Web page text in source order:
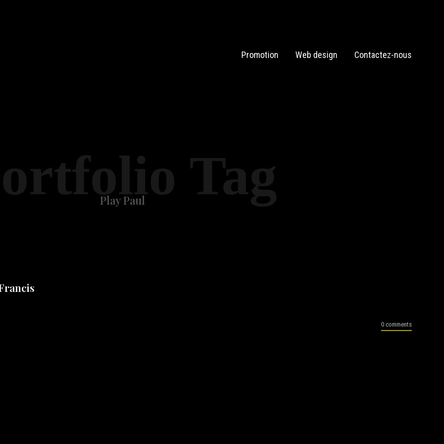
Promotion Web design Contactez-nous
Tag
Play Paul
0 comments